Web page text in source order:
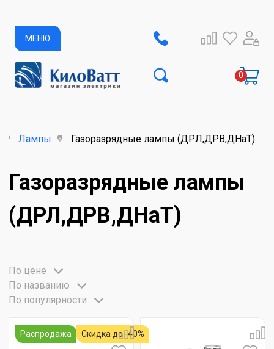
МЕНЮ
Лампы Газоразрядные лампы (ДРЛ,ДРВ,ДНаТ)
Газоразрядные лампы
(ДРЛ,ДРВ,ДНаТ)
По цене
По названию
По популярности
Распродажа Скидка до -40%